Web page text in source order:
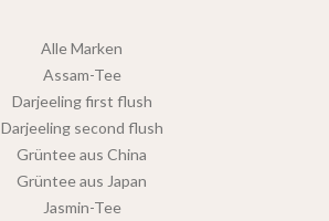
Alle Marken
Assam-Tee
Darjeeling first flush
Darjeeling second flush
Grüntee aus China
Grüntee aus Japan
Jasmin-Tee